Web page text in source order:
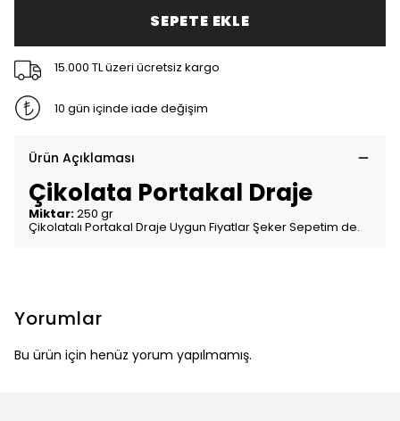
SEPETE EKLE
15.000 TL üzeri ücretsiz kargo
10 gün içinde iade değişim
Ürün Açıklaması
Çikolata Portakal Draje
Miktar:250 gr
Çikolatalı Portakal Draje Uygun Fiyatlar Şeker Sepetim de.
Yorumlar
Bu ürün için henüz yorum yapılmamış.